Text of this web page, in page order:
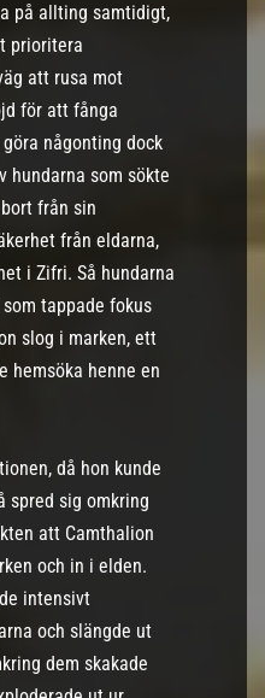
på allting samtidigt,
prioritera
att rusa mot
för att fånga
någonting dock
hundarna som sökte
från sin
från eldarna,
i Zifri. Så hundarna
tappade fokus
slog i marken, ett
hemsöka henne en
då hon kunde
spred sig omkring
att Camthalion
och in i elden.
intensivt
och slängde ut
dem skakade